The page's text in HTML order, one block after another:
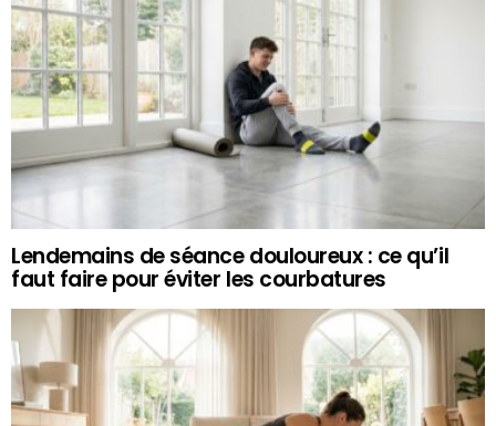
Lendemains de séance douloureux : ce qu’il
faut faire pour éviter les courbatures